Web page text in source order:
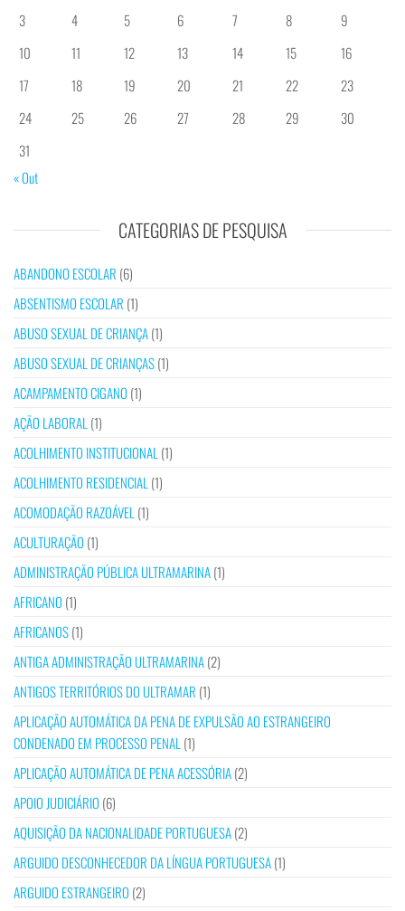
3
4 5 6 7 8
9
10
11 12 13 14 15
16
17
18 19 20 21 22
23
24
25 26 27 28 29
30
31
« Out
CATEGORIAS DE PESQUISA
ABANDONO ESCOLAR (6)
ABSENTISMO ESCOLAR (1)
ABUSO SEXUAL DE CRIANÇA(1)
ABUSO SEXUAL DE CRIANÇAS(1)
ACAMPAMENTO CIGANO (1)
AÇÃO LABORAL (1)
ACOLHIMENTO INSTITUCIONAL (1)
ACOLHIMENTO RESIDENCIAL (1)
ACOMODAÇÃO RAZOÁVEL (1)
ACULTURAÇÃO (1)
ADMINISTRAÇÃO PÚBLICA ULTRAMARINA(1)
AFRICANO (1)
AFRICANOS(1)
ANTIGA ADMINISTRAÇÃO ULTRAMARINA(2)
ANTIGOS TERRITÓRIOS DO ULTRAMAR (1)
APLICAÇÃO AUTOMÁTICA DA PENA DE EXPULSÃO AO ESTRANGEIRO
CONDENADO EM PROCESSO PENAL (1)
APLICAÇÃO AUTOMÁTICA DE PENA ACESSÓRIA(2)
APOIO JUDICIÁRIO (6)
AQUISIÇÃO DA NACIONALIDADE PORTUGUESA(2)
ARGUIDO DESCONHECEDOR DA LÍNGUA PORTUGUESA(1)
ARGUIDO ESTRANGEIRO (2)